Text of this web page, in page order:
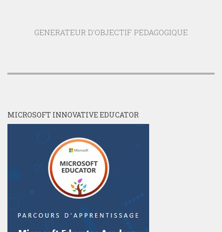
GENERATEUR D'OBJECTIF PEDAGOGIQUE
MICROSOFT INNOVATIVE EDUCATOR